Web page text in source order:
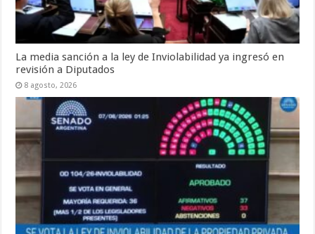
La media sanción a la ley de Inviolabilidad ya ingresó en
revisión a Diputados
8 agosto, 2026